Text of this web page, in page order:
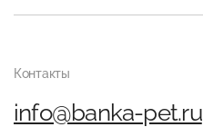
Контакты
info@banka-pet.ru